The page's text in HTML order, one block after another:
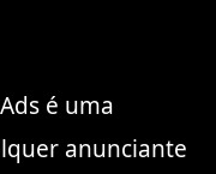
é uma
anunciante